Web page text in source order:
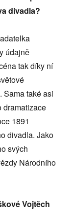
divadla?
údajně
tak díky ní
Sama také asi
dramatizace
1891
divadla. Jako
svých
Národního
Vojtěch